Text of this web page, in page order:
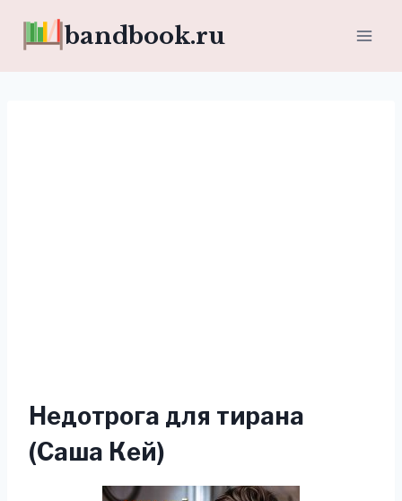
bandbook.ru
Недотрога для тирана
(Саша Кей)